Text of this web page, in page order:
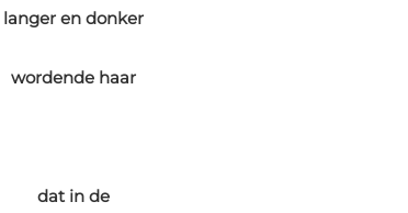
langer en donker
wordende haar
dat in de